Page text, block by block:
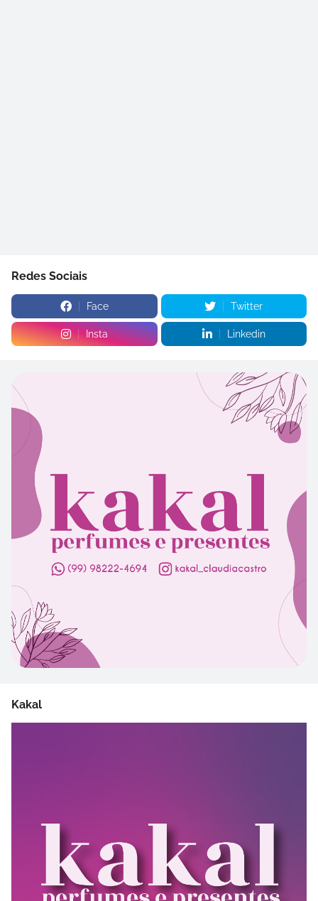
Redes Sociais
Face Twitter
Insta Linkedin
Kakal